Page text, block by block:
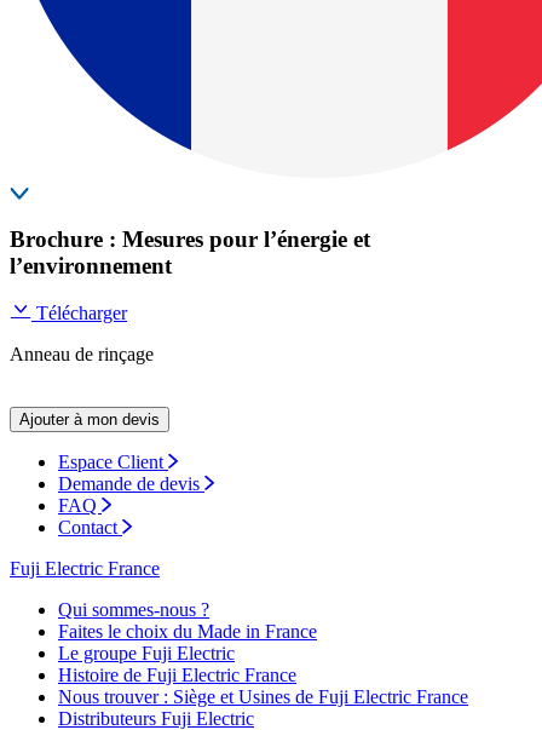
Brochure : Mesures pour l’énergie et
l’environnement
Télécharger
Anneau de rinçage
Ajouter à mon devis
Espace Client
Demande de devis
FAQ
Contact
Fuji Electric France
Qui sommes-nous ?
Faites le choix du Made in France
Le groupe Fuji Electric
Histoire de Fuji Electric France
Nous trouver : Siège et Usines de Fuji Electric France
Distributeurs Fuji Electric